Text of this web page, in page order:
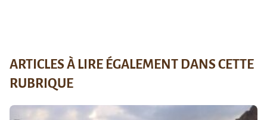
ARTICLES À LIRE ÉGALEMENT DANS CETTE
RUBRIQUE